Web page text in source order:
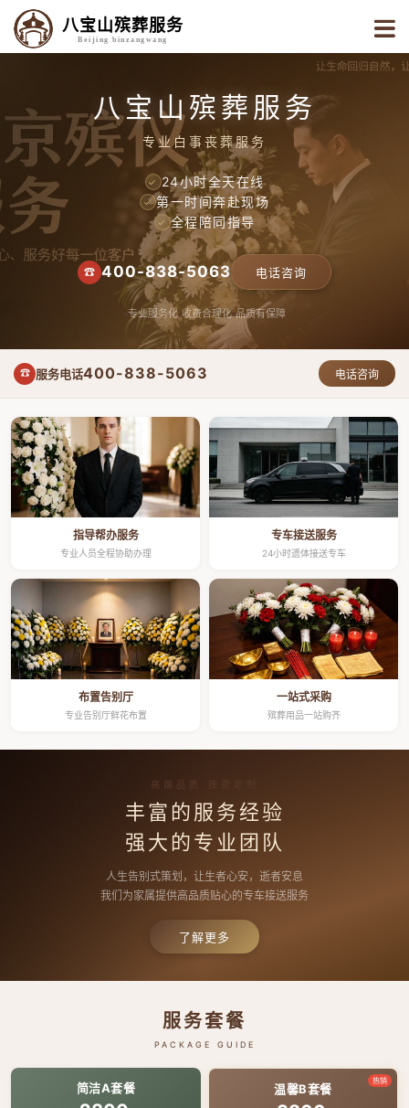
八宝山殡葬服务
Beijing binzangwang
八宝山殡葬服务
专业白事丧葬服务
✓ 24小时全天在线
✓ 第一时间奔赴现场
✓ 全程陪同指导
☎ 400-838-5063 电话咨询
专业服务化 收费合理化 品质有保障
☎ 服务电话400-838-5063 电话咨询
指导帮办服务
专业人员全程协助办理
专车接送服务
24小时遗体接送专车
布置告别厅
专业告别厅鲜花布置
一站式采购
殡葬用品一站购齐
高端品质 按需定制
丰富的服务经验
强大的专业团队
人生告别式策划，让生者心安，逝者安息
我们为家属提供高品质贴心的专车接送服务
了解更多
服务套餐
PACKAGE GUIDE
简洁A套餐 热销
温馨B套餐